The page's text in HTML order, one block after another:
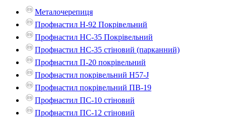
Металочерепиця
Профнастил Н-92 Покрівельний
Профнастил НС-35 Покрівельний
Профнастил НС-35 стіновий (парканний)
Профнастил П-20 покрівельний
Профнастил покрівельний H57-J
Профнастил покрівельний ПВ-19
Профнастил ПС-10 стіновий
Профнастил ПС-12 стіновий